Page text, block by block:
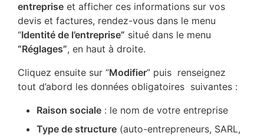
entreprise et afficher ces informations sur vos
devis et factures, rendez-vous dans le menu
“Identité de l’entreprise” situé dans le menu
“Réglages”, en haut à droite.
Cliquez ensuite sur “Modifier” puis renseignez
tout d’abord les données obligatoires suivantes :
Raison sociale : le nom de votre entreprise
Type de structure (auto-entrepreneurs, SARL,